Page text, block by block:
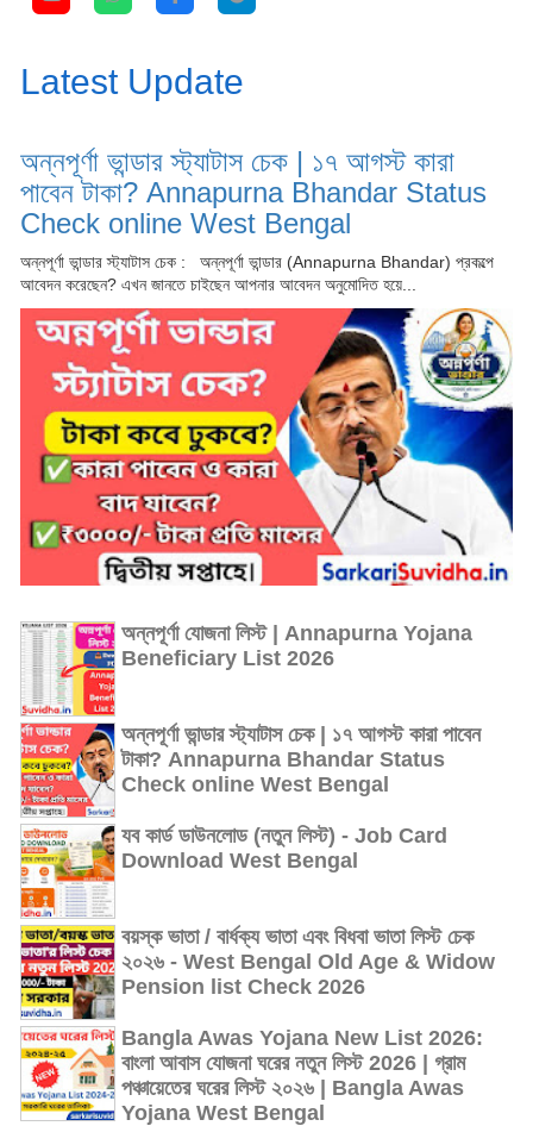
Latest Update
অন্নপূর্ণা ভান্ডার স্ট্যাটাস চেক | ১৭ আগস্ট কারা
পাবেন টাকা? Annapurna Bhandar Status
Check online West Bengal
অন্নপূর্ণা ভান্ডার স্ট্যাটাস চেক : অন্নপূর্ণা ভান্ডার (Annapurna Bhandar) প্রকল্পে
আবেদন করেছেন? এখন জানতে চাইছেন আপনার আবেদন অনুমোদিত হয়ে...
অন্নপূর্ণা যোজনা লিস্ট | Annapurna Yojana
Beneficiary List 2026
অন্নপূর্ণা ভান্ডার স্ট্যাটাস চেক | ১৭ আগস্ট কারা পাবেন
টাকা? Annapurna Bhandar Status
Check online West Bengal
যব কার্ড ডাউনলোড (নতুন লিস্ট) - Job Card
Download West Bengal
বয়স্ক ভাতা / বার্ধক্য ভাতা এবং বিধবা ভাতা লিস্ট চেক
২০২৬ - West Bengal Old Age & Widow
Pension list Check 2026
Bangla Awas Yojana New List 2026:
বাংলা আবাস যোজনা ঘরের নতুন লিস্ট 2026 | গ্রাম
পঞ্চায়েতের ঘরের লিস্ট ২০২৬ | Bangla Awas
Yojana West Bengal